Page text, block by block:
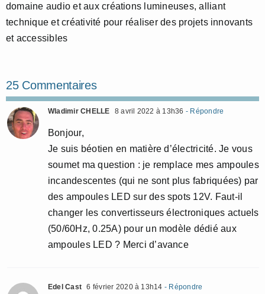
domaine audio et aux créations lumineuses, alliant
technique et créativité pour réaliser des projets innovants
et accessibles
25 Commentaires
Wladimir CHELLE 8 avril 2022 à 13h36 - Répondre
Bonjour,
Je suis béotien en matière d’électricité. Je vous
soumet ma question : je remplace mes ampoules
incandescentes (qui ne sont plus fabriquées) par
des ampoules LED sur des spots 12V. Faut-il
changer les convertisseurs électroniques actuels
(50/60Hz, 0.25A) pour un modèle dédié aux
ampoules LED ? Merci d’avance
Edel Cast 6 février 2020 à 13h14 - Répondre